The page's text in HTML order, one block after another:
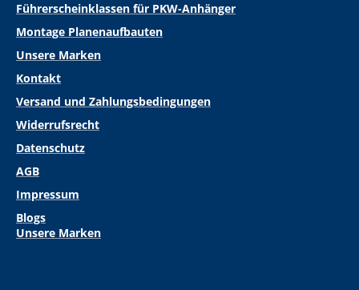
Führerscheinklassen für PKW-Anhänger
Montage Planenaufbauten
Unsere Marken
Kontakt
Versand und Zahlungsbedingungen
Widerrufsrecht
Datenschutz
AGB
Impressum
Blogs
Unsere Marken